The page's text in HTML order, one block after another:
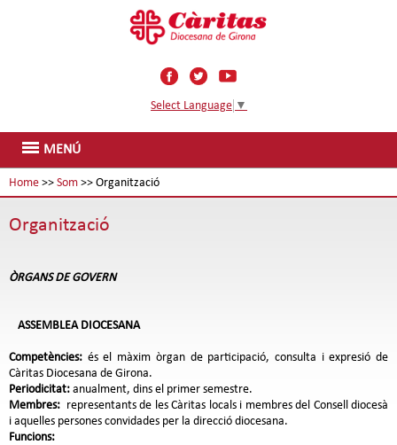
Select Language ▼
MENÚ
Home >> Som >> Organització
Organització
ÒRGANS DE GOVERN
ASSEMBLEA DIOCESANA
Competències: és el màxim òrgan de participació, consulta i expresió de
Càritas Diocesana de Girona.
Periodicitat: anualment, dins el primer semestre.
Membres: representants de les Càritas locals i membres del Consell diocesà
i aquelles persones convidades per la direcció diocesana.
Funcions: